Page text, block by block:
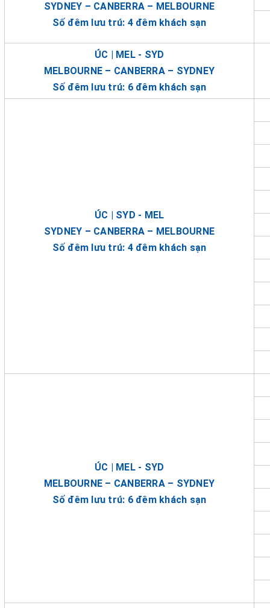
SYDNEY – CANBERRA – MELBOURNE
Số đêm lưu trú: 4 đêm khách sạn
ÚC | MEL - SYD
MELBOURNE – CANBERRA – SYDNEY
Số đêm lưu trú: 6 đêm khách sạn
ÚC | SYD - MEL
SYDNEY – CANBERRA – MELBOURNE
Số đêm lưu trú: 4 đêm khách sạn
ÚC | MEL - SYD
MELBOURNE – CANBERRA – SYDNEY
Số đêm lưu trú: 6 đêm khách sạn